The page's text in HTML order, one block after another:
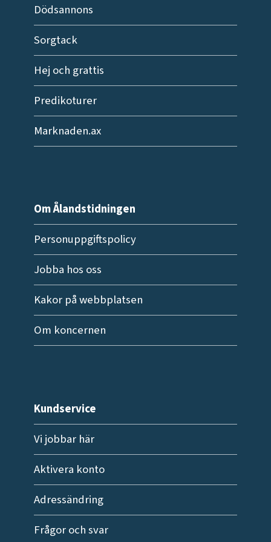
Dödsannons
Sorgtack
Hej och grattis
Predikoturer
Marknaden.ax
Om Ålandstidningen
Personuppgiftspolicy
Jobba hos oss
Kakor på webbplatsen
Om koncernen
Kundservice
Vi jobbar här
Aktivera konto
Adressändring
Frågor och svar